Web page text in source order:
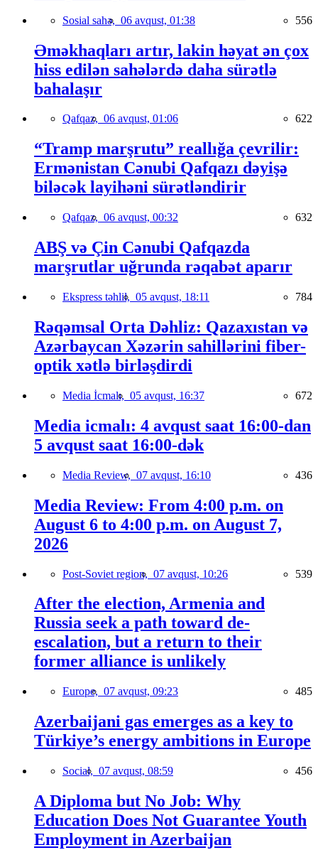
Sosial sahə, 06 avqust, 01:38 556
Əməkhaqları artır, lakin həyat ən çox
hiss edilən sahələrdə daha sürətlə
bahalaşır
Qafqaz, 06 avqust, 01:06 622
“Tramp marşrutu” reallığa çevrilir:
Ermənistan Cənubi Qafqazı dəyişə
biləcək layihəni sürətləndirir
Qafqaz, 06 avqust, 00:32 632
ABŞ və Çin Cənubi Qafqazda
marşrutlar uğrunda rəqabət aparır
Ekspress təhlil, 05 avqust, 18:11 784
Rəqəmsal Orta Dəhliz: Qazaxıstan və
Azərbaycan Xəzərin sahillərini fiber-
optik xətlə birləşdirdi
Media İcmalı, 05 avqust, 16:37 672
Media icmalı: 4 avqust saat 16:00-dan
5 avqust saat 16:00-dək
Media Review, 07 avqust, 16:10 436
Media Review: From 4:00 p.m. on
August 6 to 4:00 p.m. on August 7,
2026
Post-Soviet region, 07 avqust, 10:26 539
After the election, Armenia and
Russia seek a path toward de-
escalation, but a return to their
former alliance is unlikely
Europe, 07 avqust, 09:23 485
Azerbaijani gas emerges as a key to
Türkiye’s energy ambitions in Europe
Social, 07 avqust, 08:59 456
A Diploma but No Job: Why
Education Does Not Guarantee Youth
Employment in Azerbaijan